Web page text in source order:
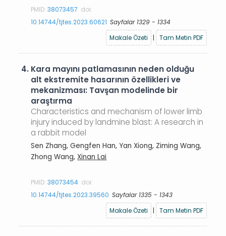
PMID:38073457 doi:
10.14744/tjtes.2023.60621 Sayfalar 1329 - 1334
Makale Özeti
| Tam Metin PDF
4. Kara mayını patlamasının neden olduğu
alt ekstremite hasarının özellikleri ve
mekanizması: Tavşan modelinde bir
araştırma
Characteristics and mechanism of lower limb
injury induced by landmine blast: A research in
a rabbit model
Sen Zhang, Gengfen Han, Yan Xiong, Ziming Wang,
Zhong Wang,Xinan Lai
PMID:38073454 doi:
10.14744/tjtes.2023.39560 Sayfalar 1335 - 1343
Makale Özeti
| Tam Metin PDF